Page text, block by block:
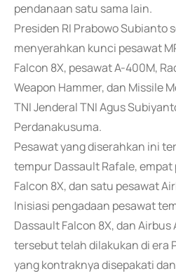
pendanaan satu sama lain.
Presiden RI Prabowo Subianto
menyerahkan kunci pesawat
Falcon 8X, pesawat A-400M,
Weapon Hammer, dan Missile
TNI Jenderal TNI Agus
Perdanakusuma.
Pesawat yang diserahkan ini
tempur Dassault Rafale,
Falcon 8X, dan satu pesawat
Inisiasi pengadaan pesawat
Dassault Falcon 8X, dan Airbus
tersebut telah dilakukan di era
yang kontraknya disepakati